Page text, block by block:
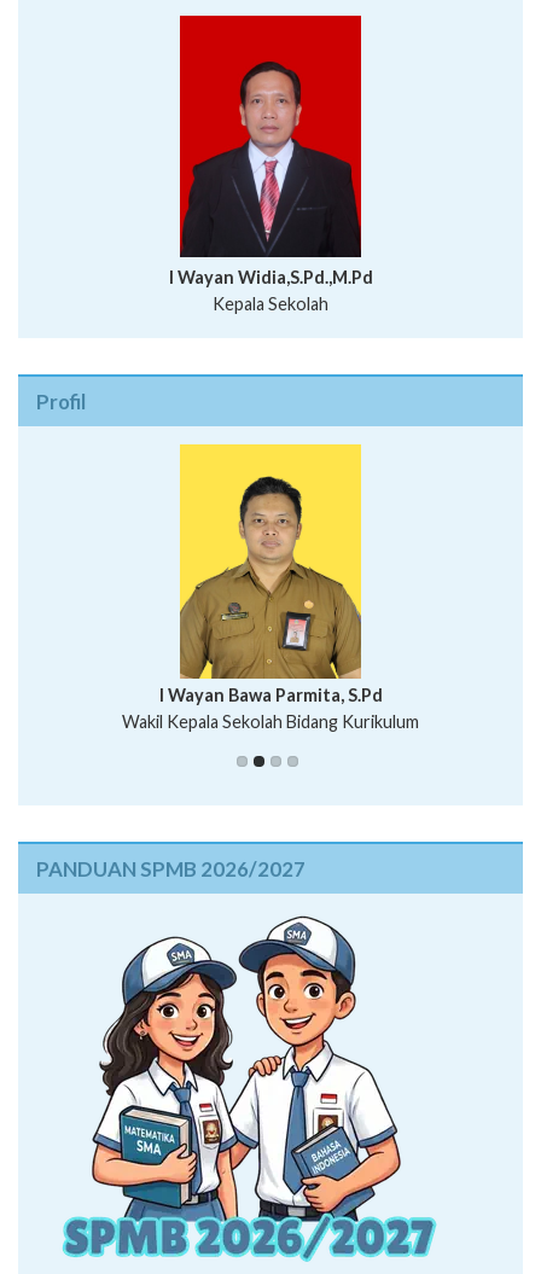
I Wayan Widia,S.Pd.,M.Pd
Kepala Sekolah
Profil
Putu Suhartana, S.Pd.
I Wayan Bawa Parmita, S.Pd
Wakil Kepala Sekolah Bidang Kurikulum
I Wayan Gede Aditya Pratita, S.Pd., M.Sn
Ni Wayan Nopi Sutantri, S.Pd.
PANDUAN SPMB 2026/2027